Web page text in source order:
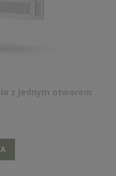
z jednym otworem